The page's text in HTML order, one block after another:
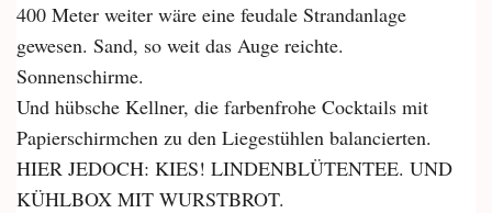
400 Meter weiter wäre eine feudale Strandanlage
gewesen. Sand, so weit das Auge reichte.
Sonnenschirme.
Und hübsche Kellner, die farbenfrohe Cocktails mit
Papierschirmchen zu den Liegestühlen balancierten.
HIER JEDOCH: KIES! LINDENBLÜTENTEE. UND
KÜHLBOX MIT WURSTBROT.